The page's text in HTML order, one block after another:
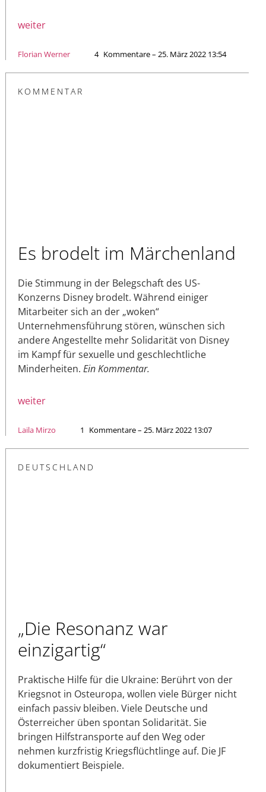
weiter
Florian Werner 4 Kommentare – 25. März 2022 13:54
KOMMENTAR
Es brodelt im Märchenland
Die Stimmung in der Belegschaft des US-
Konzerns Disney brodelt. Während einiger
Mitarbeiter sich an der „woken“
Unternehmensführung stören, wünschen sich
andere Angestellte mehr Solidarität von Disney
im Kampf für sexuelle und geschlechtliche
Minderheiten. Ein Kommentar.
weiter
Laila Mirzo 1 Kommentare – 25. März 2022 13:07
DEUTSCHLAND
„Die Resonanz war
einzigartig“
Praktische Hilfe für die Ukraine: Berührt von der
Kriegsnot in Osteuropa, wollen viele Bürger nicht
einfach passiv bleiben. Viele Deutsche und
Österreicher üben spontan Solidarität. Sie
bringen Hilfstransporte auf den Weg oder
nehmen kurzfristig Kriegsflüchtlinge auf. Die JF
dokumentiert Beispiele.